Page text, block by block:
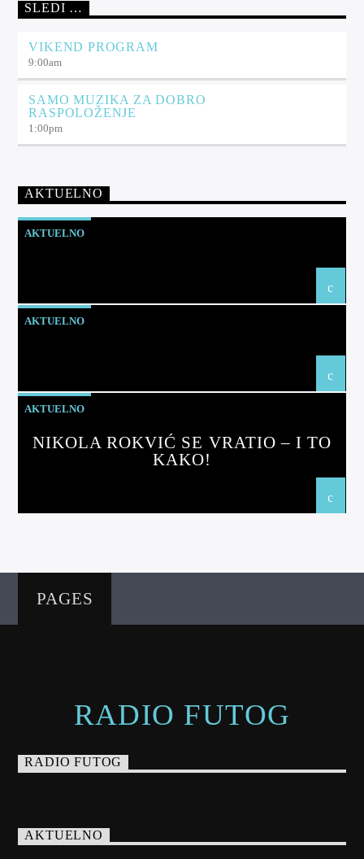
SLEDI …
VIKEND PROGRAM
9:00am
SAMO MUZIKA ZA DOBRO
RASPOLOŽENJE
1:00pm
AKTUELNO
AKTUELNO
AKTUELNO
AKTUELNO
NIKOLA ROKVIĆ SE VRATIO – I TO
KAKO!
PAGES
RADIO FUTOG
RADIO FUTOG
AKTUELNO